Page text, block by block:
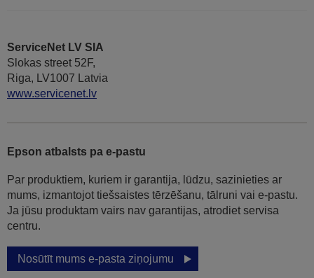
ServiceNet LV SIA
Slokas street 52F,
Riga, LV1007 Latvia
www.servicenet.lv
Epson atbalsts pa e-pastu
Par produktiem, kuriem ir garantija, lūdzu, sazinieties ar
mums, izmantojot tiešsaistes tērzēšanu, tālruni vai e-pastu.
Ja jūsu produktam vairs nav garantijas, atrodiet servisa
centru.
Nosūtīt mums e-pasta ziņojumu